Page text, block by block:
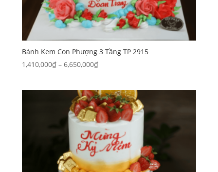
Bánh Kem Con Phượng 3 Tầng TP 2915
1,410,000₫ – 6,650,000₫Khoảng
1,410,000₫
đến
6,650,000₫